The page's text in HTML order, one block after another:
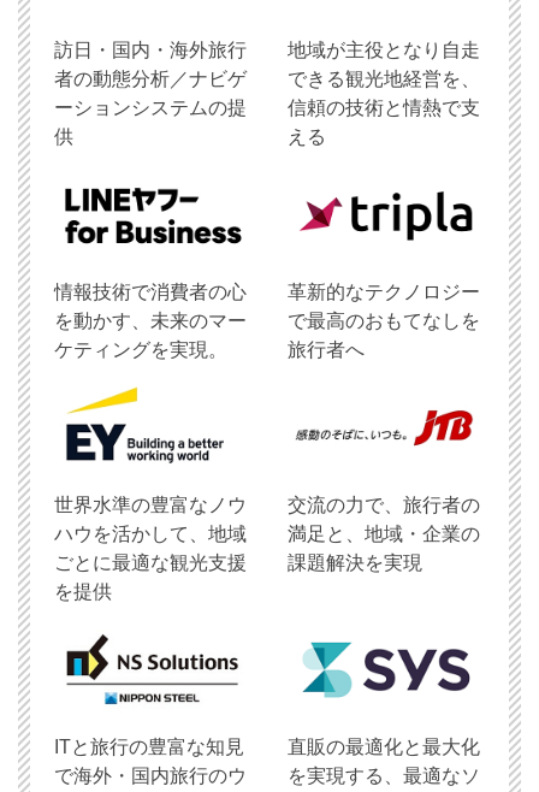
訪日・国内・海外旅行
者の動態分析／ナビゲ
ーションシステムの提
供
地域が主役となり自走
できる観光地経営を、
信頼の技術と情熱で支
える
情報技術で消費者の心
を動かす、未来のマー
ケティングを実現。
革新的なテクノロジー
で最高のおもてなしを
旅行者へ
世界水準の豊富なノウ
ハウを活かして、地域
ごとに最適な観光支援
を提供
交流の力で、旅行者の
満足と、地域・企業の
課題解決を実現
ITと旅行の豊富な知見
で海外・国内旅行のウ
直販の最適化と最大化
を実現する、最適なソ